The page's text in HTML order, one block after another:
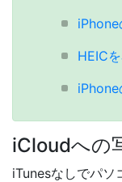
iPhone
HEIC
iPhone
iCloudへの
iTunesなしでパソ